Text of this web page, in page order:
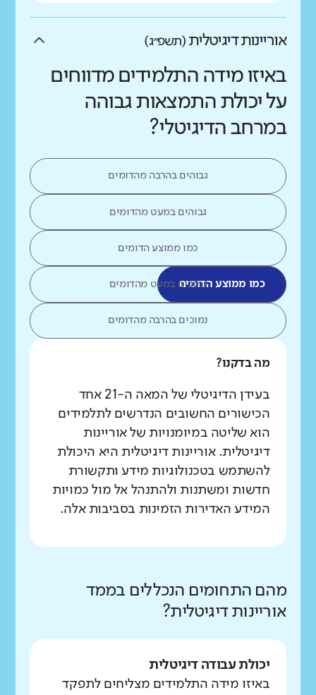
אוריינות דיגיטלית (תשפ״ג)
באיזו מידה התלמידים מדווחים
על יכולת התמצאות גבוהה
במרחב הדיגיטלי?
גבוהים בהרבה מהדומים
גבוהים במעט מהדומים
כמו ממוצע הדומים
כמו ממוצע הדומיםנמוכים במעט מהדומים
נמוכים בהרבה מהדומים
מה בדקנו?
בעידן הדיגיטלי של המאה ה-21 אחד
הכישורים החשובים הנדרשים לתלמידים
הוא שליטה במיומנויות של אוריינות
דיגיטלית. אוריינות דיגיטלית היא היכולת
להשתמש בטכנולוגיות מידע ותקשורת
חדשות ומשתנות ולהתנהל אל מול כמויות
המידע האדירות הזמינות בסביבות אלה.
מהם התחומים הנכללים בממד
אוריינות דיגיטלית?
יכולת עבודה דיגיטלית
באיזו מידה התלמידים מצליחים לתפקד